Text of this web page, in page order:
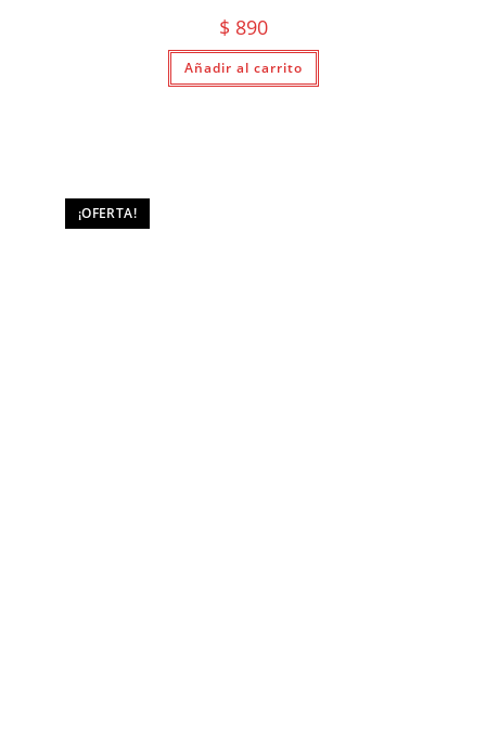
$ 890
Añadir al carrito
¡OFERTA!